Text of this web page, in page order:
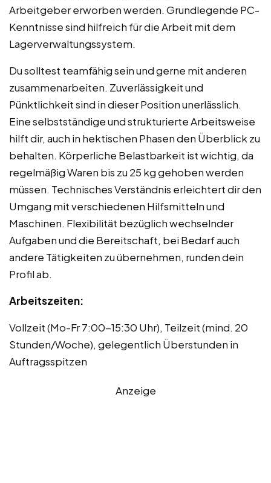
Arbeitgeber erworben werden. Grundlegende PC-
Kenntnisse sind hilfreich für die Arbeit mit dem
Lagerverwaltungssystem.
Du solltest teamfähig sein und gerne mit anderen
zusammenarbeiten. Zuverlässigkeit und
Pünktlichkeit sind in dieser Position unerlässlich.
Eine selbstständige und strukturierte Arbeitsweise
hilft dir, auch in hektischen Phasen den Überblick zu
behalten. Körperliche Belastbarkeit ist wichtig, da
regelmäßig Waren bis zu 25 kg gehoben werden
müssen. Technisches Verständnis erleichtert dir den
Umgang mit verschiedenen Hilfsmitteln und
Maschinen. Flexibilität bezüglich wechselnder
Aufgaben und die Bereitschaft, bei Bedarf auch
andere Tätigkeiten zu übernehmen, runden dein
Profil ab.
Arbeitszeiten:
Vollzeit (Mo-Fr 7:00-15:30 Uhr), Teilzeit (mind. 20
Stunden/Woche), gelegentlich Überstunden in
Auftragsspitzen
Anzeige